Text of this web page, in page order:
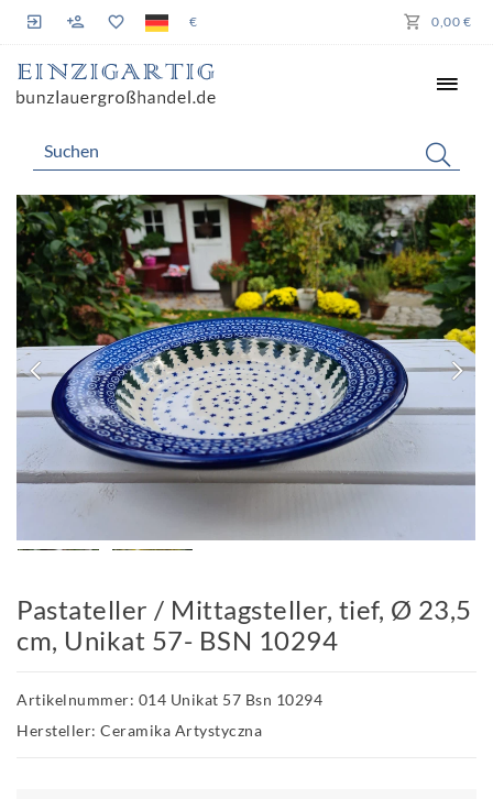
€ 0,00 €
Pastateller / Mittagsteller, tief, Ø 23,5
cm, Unikat 57- BSN 10294
Artikelnummer: 014 Unikat 57 Bsn 10294
Hersteller: Ceramika Artystyczna